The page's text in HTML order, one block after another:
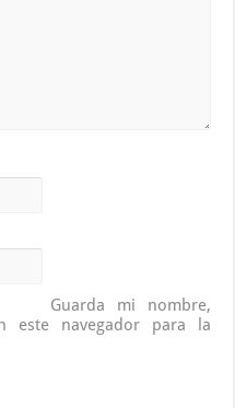
Guarda mi nombre,
este navegador para la